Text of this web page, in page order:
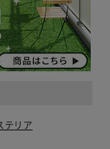
テリア